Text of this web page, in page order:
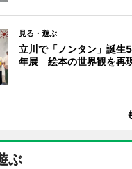
見る・遊ぶ
立川で「ノンタン」誕生
年展 絵本の世界観を再
ぶ